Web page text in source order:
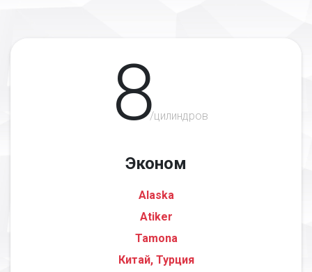
8/цилиндров
Эконом
Alaska
Atiker
Tamona
Китай, Турция